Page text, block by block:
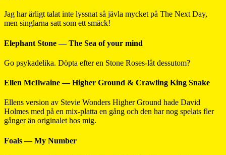
Jag har ärligt talat inte lyssnat så jävla mycket på The Next Day,
men singlarna satt som ett smäck!
Elephant Stone — The Sea of your mind
Go psykadelika. Döpta efter en Stone Roses-låt dessutom?
Ellen McIlwaine — Higher Ground & Crawling King Snake
Ellens version av Stevie Wonders Higher Ground hade David
Holmes med på en mix-platta en gång och den har nog spelats fler
gånger än originalet hos mig.
Foals — My Number